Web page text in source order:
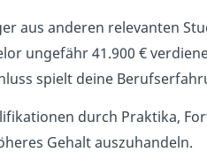
aus anderen relevanten
ungefähr 41.900 €
spielt deine
durch Praktika,
Gehalt auszuhandeln.